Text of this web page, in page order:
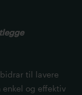
til lavere
og effektiv